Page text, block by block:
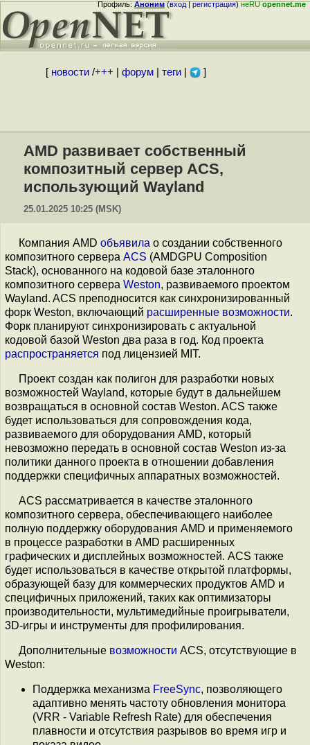
Профиль:Аноним(вход|регистрация)неRUopennet.me
[ новости/+++ форум| теги| ]
AMD развивает собственный
композитный сервер ACS,
использующий Wayland
25.01.2025 10:25 (MSK)
Компания AMD объявила о создании собственного
композитного сервера ACS (AMDGPU Composition
Stack), основанного на кодовой базе эталонного
композитного сервера Weston, развиваемого проектом
Wayland. ACS преподносится как синхронизированный
форк Weston, включающий расширенные возможности.
Форк планируют синхронизировать с актуальной
кодовой базой Weston два раза в год. Код проекта
распространяется под лицензией MIT.
Проект создан как полигон для разработки новых
возможностей Wayland, которые будут в дальнейшем
возвращаться в основной состав Weston. ACS также
будет использоваться для сопровождения кода,
развиваемого для оборудования AMD, который
невозможно передать в основной состав Weston из-за
политики данного проекта в отношении добавления
поддержки специфичных аппаратных возможностей.
ACS рассматривается в качестве эталонного
композитного сервера, обеспечивающего наиболее
полную поддержку оборудования AMD и применяемого
в процессе разработки в AMD расширенных
графических и дисплейных возможностей. ACS также
будет использоваться в качестве открытой платформы,
образующей базу для коммерческих продуктов AMD и
специфичных приложений, таких как оптимизаторы
производительности, мультимедийные проигрыватели,
3D-игры и инструменты для профилирования.
Дополнительные возможности ACS, отсутствующие в
Weston:
Поддержка механизма FreeSync, позволяющего
адаптивно менять частоту обновления монитора
(VRR - Variable Refresh Rate) для обеспечения
плавности и отсутствия разрывов во время игр и